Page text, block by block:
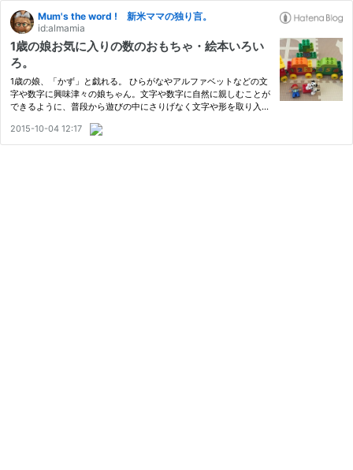
Mum's the word ! 新米ママの独り言。
id:almamia
1歳の娘お気に入りの数のおもちゃ・絵本いろい
ろ。
1歳の娘、「かず」と戯れる。 ひらがなやアルファベットなどの文
字や数字に興味津々の娘ちゃん。文字や数字に自然に親しむことが
できるように、普段から遊びの中にさりげなく文字や形を取り入れ
持っていたように思います。 最近は少しずつ発語も増えてきて、…
2015-10-04 12:17